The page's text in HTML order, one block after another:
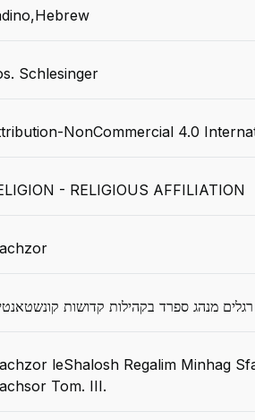
Hebrew
Schlesinger
NonCommercial 4.0
- RELIGIOUS AFFILIATION
מנהג ספרד בקהילות קדושות
leShalosh Regalim Minhag
Tom. III.